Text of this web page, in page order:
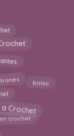
bolso
Crochet
crochet